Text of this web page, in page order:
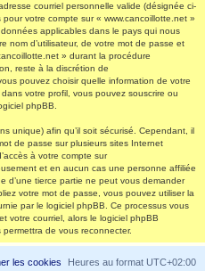
courriel personnelle valide (désignée ci-
votre compte sur « www.cancoillotte.net »
applicables dans le pays qui nous
nom d’utilisateur, de votre mot de passe et
» durant la procédure
reste à la discrétion de
pouvez choisir quelle information de votre
votre profil, vous pouvez souscrire ou
phpBB.
unique) afin qu’il soit sécurisé. Cependant, il
de passe sur plusieurs sites Internet
à votre compte sur
et en aucun cas une personne affiliée
d’une tierce partie ne peut vous demander
votre mot de passe, vous pouvez utiliser la
par le logiciel phpBB. Ce processus vous
votre courriel, alors le logiciel phpBB
de vous reconnecter.
Heures au format UTC+02:00
les cookies